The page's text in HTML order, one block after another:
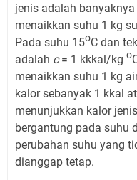
jenis adalah
menaikkan suhu 1 kg
Pada suhu 15oC dan
adalah c= 1 kkkal/kg o
menaikkan suhu 1 kg
kalor sebanyak 1 kkal
menunjukkan kalor
bergantung pada suhu
perubahan suhu yang
dianggap tetap.